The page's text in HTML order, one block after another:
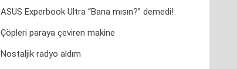
ASUS Experbook Ultra “Bana mısın?” demedi!
Çöpleri paraya çeviren makine
Nostaljik radyo aldım